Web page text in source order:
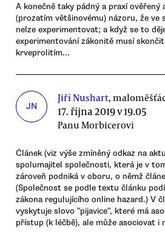
A konečně taky pádný a praxí
(prozatím většinovému) názoru, že ve
nelze experimentovat; a když se to
experimentování zákonitě musí
krveprolitím...
JN
Jiří Nushart,
17. října 2019 v 19.05
Panu Morbicerovi
Článek (viz výše zmíněný odkaz na
spolumajitel společnosti, která je v
zároveň podniká v oboru, o němž
(Společnost se podle textu článku
zákona regulujícího online hazard.) V
vyskytuje slovo "pijavice", které má
přístup (k léčbě), ale může asociovat i